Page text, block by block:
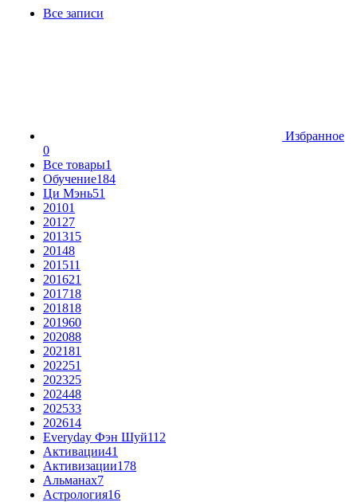
Все записи
Избранное
0
Все товары1
Обучение184
Ци Мэнь51
20101
20127
201315
20148
201511
201621
201718
201818
201960
202088
202181
202251
202325
202448
202533
202614
Everyday Фэн Шуй112
Активации41
Активизации178
Альманах7
Астрология16